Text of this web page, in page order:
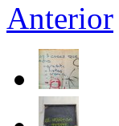
Anterior